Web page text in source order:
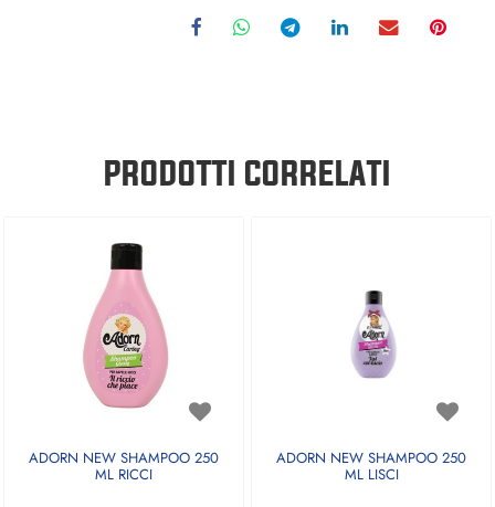
PRODOTTI CORRELATI
ADORN NEW SHAMPOO 250
ML RICCI
ADORN NEW SHAMPOO 250
ML LISCI